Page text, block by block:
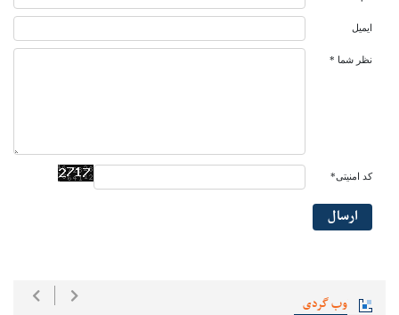
وب گردی
ایمیل
نظر شما *
کد امنیتی*
ارسال